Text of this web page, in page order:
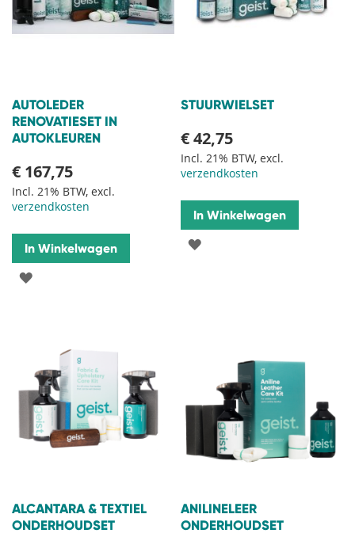
AUTOLEDER
RENOVATIESET IN
AUTOKLEUREN
€ 167,75
Incl. 21% BTW, excl.
verzendkosten
In Winkelwagen
VOEG
VERLANGLIJST
STUURWIELSET
€ 42,75
Incl. 21% BTW, excl.
verzendkosten
In Winkelwagen
VOEG
ALCANTARA & TEXTIEL
ONDERHOUDSET
ANILINELEER
ONDERHOUDSET